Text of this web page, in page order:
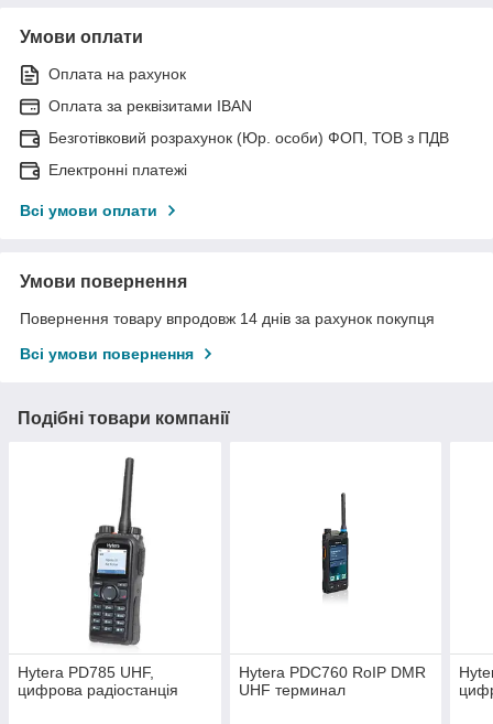
Умови оплати
Оплата на рахунок
Оплата за реквізитами IBAN
Безготівковий розрахунок (Юр. особи) ФОП, ТОВ з ПДВ
Електронні платежі
Всі умови оплати
Умови повернення
Повернення товару впродовж 14 днів за рахунок покупця
Всі умови повернення
Подібні товари компанії
Hytera PD785 UHF,
цифрова радіостанція
Hytera PDC760 RoIP DMR
UHF терминал